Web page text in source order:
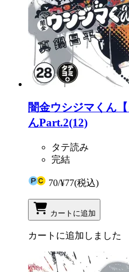
闇金ウシジマくん
んPart.2(12)
タテ読み
完結
70/¥77(税込)
カートに追加
カートに追加しました